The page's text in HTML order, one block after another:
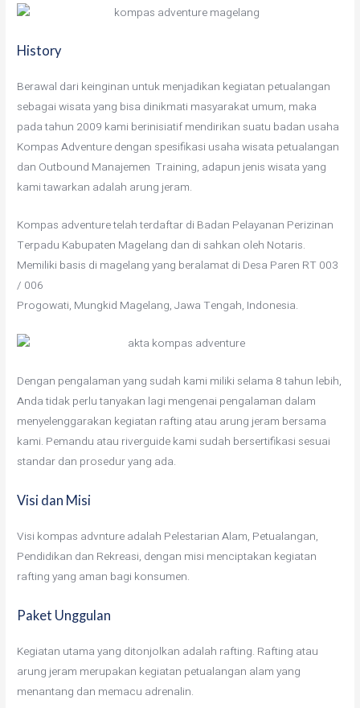
History
Berawal dari keinginan untuk menjadikan kegiatan petualangan
sebagai wisata yang bisa dinikmati masyarakat umum, maka
pada tahun 2009 kami berinisiatif mendirikan suatu badan usaha
Kompas Adventure dengan spesifikasi usaha wisata petualangan
dan Outbound Manajemen Training, adapun jenis wisata yang
kami tawarkan adalah arung jeram.
Kompas adventure telah terdaftar di Badan Pelayanan Perizinan
Terpadu Kabupaten Magelang dan di sahkan oleh Notaris.
Memiliki basis di magelang yang beralamat di Desa Paren RT 003
/ 006
Progowati, Mungkid Magelang, Jawa Tengah, Indonesia.
Dengan pengalaman yang sudah kami miliki selama 8 tahun lebih,
Anda tidak perlu tanyakan lagi mengenai pengalaman dalam
menyelenggarakan kegiatan rafting atau arung jeram bersama
kami. Pemandu atau riverguide kami sudah bersertifikasi sesuai
standar dan prosedur yang ada.
Visi dan Misi
Visi kompas advnture adalah Pelestarian Alam, Petualangan,
Pendidikan dan Rekreasi, dengan misi menciptakan kegiatan
rafting yang aman bagi konsumen.
Paket Unggulan
Kegiatan utama yang ditonjolkan adalah rafting. Rafting atau
arung jeram merupakan kegiatan petualangan alam yang
menantang dan memacu adrenalin.